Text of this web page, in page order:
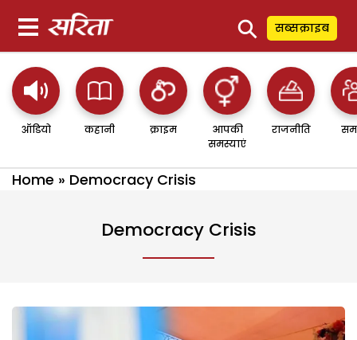
⚲ सब्सक्राइब
ऑडियो कहानी क्राइम
आपकी
समस्याएं
राजनीति
Home » Democracy Crisis
Democracy Crisis